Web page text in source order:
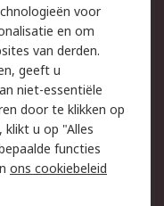
veiligheid
voor
en om
van derden.
geeft u
niet-essentiële
door te klikken op
u op "Alles
functies
ons cookiebeleid